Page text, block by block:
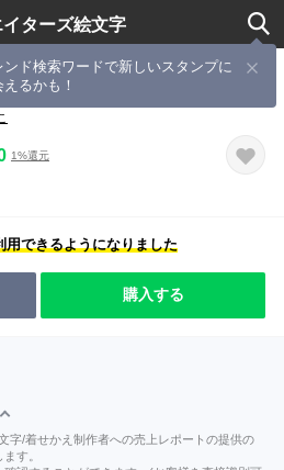
イターズ絵文字
ンド検索ワードで新しいスタンプに
えるかも！
く】ぷくつや♡癒しの3D絵文字②
1%還元
用できるようになりました
購入する
字/着せかえ制作者への売上レポートの提供の
す。